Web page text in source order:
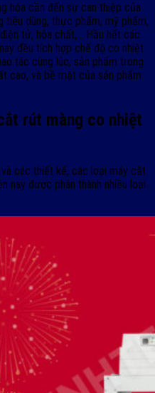
hóa cần đến sự can thiệp của
tiêu dùng, thực phẩm, mỹ phẩm,
tử, hóa chất,… Hầu hết các
đều tích hợp chế độ co nhiệt
tác cùng lúc, sản phẩm trong
cao, và bề mặt của sản phẩm
rút màng co nhiệt
các thiết kế, các loại máy cắt
nay được phân thành nhiều loại